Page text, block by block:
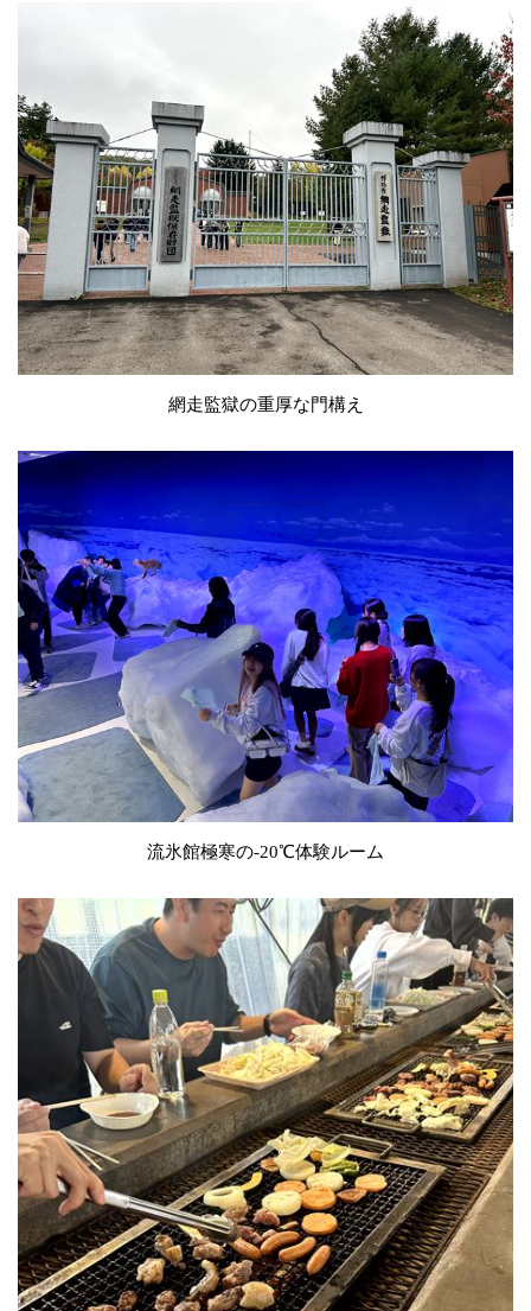
網走監獄の重厚な門構え
流氷館極寒の-20℃体験ルーム